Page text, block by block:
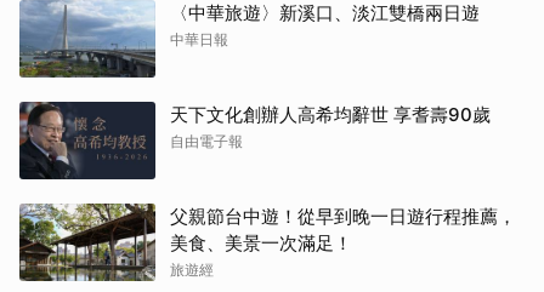
〈中華旅遊〉新溪口、淡江雙橋兩日遊
中華日報
天下文化創辦人高希均辭世 享耆壽90歲
自由電子報
父親節台中遊！從早到晚一日遊行程推薦，
美食、美景一次滿足！
旅遊經